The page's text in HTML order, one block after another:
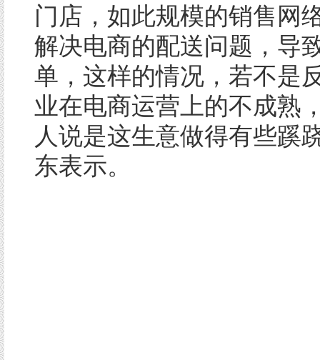
门店，如此规模的销售网
解决电商的配送问题，导
单，这样的情况，若不是
业在电商运营上的不成熟
人说是这生意做得有些蹊
东表示。